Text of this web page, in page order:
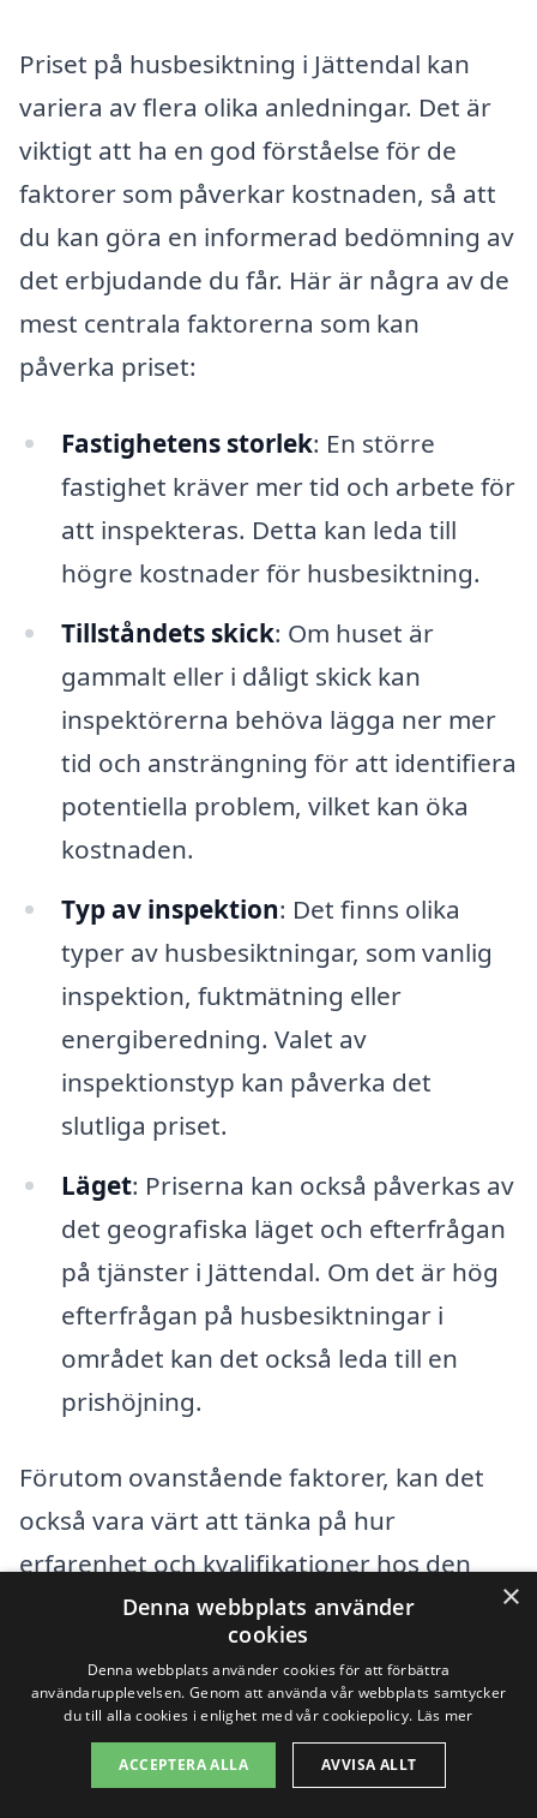
Priset på husbesiktning i Jättendal kan
variera av flera olika anledningar. Det är
viktigt att ha en god förståelse för de
faktorer som påverkar kostnaden, så att
du kan göra en informerad bedömning av
det erbjudande du får. Här är några av de
mest centrala faktorerna som kan
påverka priset:
Fastighetens storlek: En större
fastighet kräver mer tid och arbete för
att inspekteras. Detta kan leda till
högre kostnader för husbesiktning.
Tillståndets skick: Om huset är
gammalt eller i dåligt skick kan
inspektörerna behöva lägga ner mer
tid och ansträngning för att identifiera
potentiella problem, vilket kan öka
kostnaden.
Typ av inspektion: Det finns olika
typer av husbesiktningar, som vanlig
inspektion, fuktmätning eller
energiberedning. Valet av
inspektionstyp kan påverka det
slutliga priset.
Läget: Priserna kan också påverkas av
det geografiska läget och efterfrågan
på tjänster i Jättendal. Om det är hög
efterfrågan på husbesiktningar i
området kan det också leda till en
prishöjning.
Förutom ovanstående faktorer, kan det
också vara värt att tänka på hur
erfarenhet och kvalifikationer hos den
besiktningsman du väljer kan påverka
priset. En inspektör med flera års
erfarenhet kan kosta mer, men erbjuder
ofta mer trygghet och en mer grundlig
inspektion.
×
Denna webbplats använder
cookies
Denna webbplats använder cookies för att förbättra
användarupplevelsen. Genom att använda vår webbplats samtycker
du till alla cookies i enlighet med vår cookiepolicy. Läs mer
ACCEPTERA ALLA AVVISA ALLT